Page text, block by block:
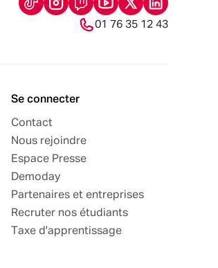
01 76 35 12 43
Se connecter
Contact
Nous rejoindre
Espace Presse
Demoday
Partenaires et entreprises
Recruter nos étudiants
Taxe d'apprentissage